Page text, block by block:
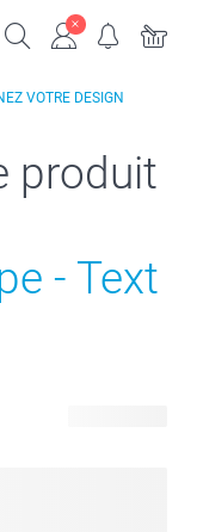
VOTRE DESIGN
produit
- Text